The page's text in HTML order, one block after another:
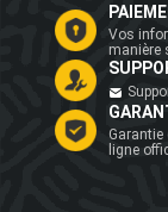
Vos
manière
ligne